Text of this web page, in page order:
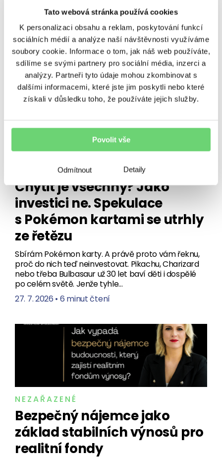
Detaily
Tato webová stránka používá cookies
K personalizaci obsahu a reklam, poskytování funkcí
sociálních médií a analýze naší návštěvnosti využíváme
soubory cookie. Informace o tom, jak náš web používáte,
sdílíme se svými partnery pro sociální média, inzerci a
analýzy. Partneři tyto údaje mohou zkombinovat s
dalšími informacemi, které jste jim poskytli nebo které
získali v důsledku toho, že používáte jejich služby.
Povolit vše
Odmítnout
Vzdělávání Zpravodaj
SOUVISEJÍCÍ ČLÁNKY
Chytit je všechny? Jako
investici ne. Spekulace
s Pokémon kartami se utrhly
ze řetězu
Sbírám Pokémon karty. A právě proto vám řeknu,
proč do nich teď neinvestovat. Pikachu, Charizard
nebo třeba Bulbasaur už 30 let baví děti i dospělé
po celém světě. Jenže tyhle…
27. 7. 2026 • 6 minut čtení
NEZAŘAZENÉ
Bezpečný nájemce jako
základ stabilních výnosů pro
realitní fondy